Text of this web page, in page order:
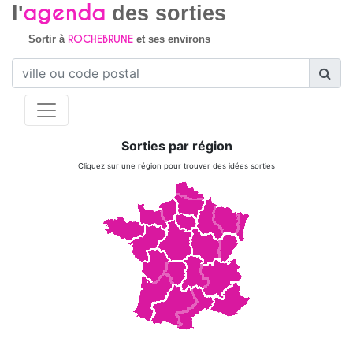
l'agenda des sorties
Sortir à ROCHEBRUNEet ses environs
Sorties par région
Cliquez sur une région pour trouver des idées sorties